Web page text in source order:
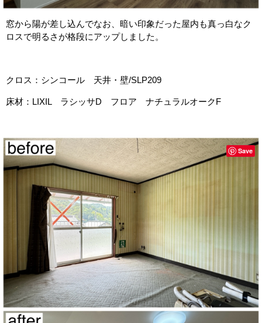
窓から陽が差し込んでなお、暗い印象だった屋内も真っ白なク
ロスで明るさが格段にアップしました。
クロス：シンコール 天井・壁/SLP209
床材：LIXIL ラシッサD フロア ナチュラルオークF
Save